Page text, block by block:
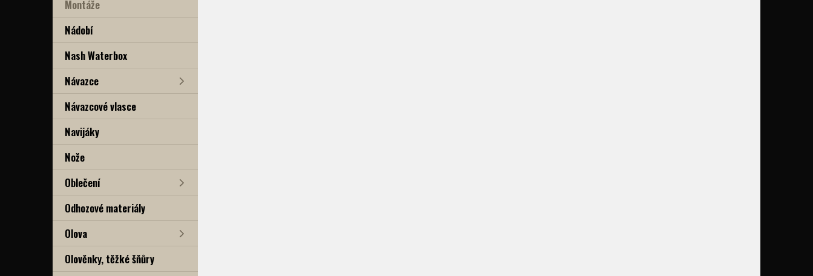
Montáže
Nádobí
Nash Waterbox
Návazce
Návazcové vlasce
Navijáky
Nože
Oblečení
Odhozové materiály
Olova
Olověnky, těžké šňůry